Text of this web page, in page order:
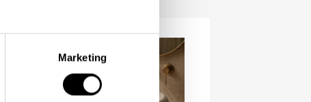
Marketing